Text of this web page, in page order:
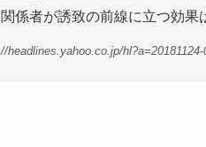
係者が誘致の前線に立つ効果
headlines.yahoo.co.jp/